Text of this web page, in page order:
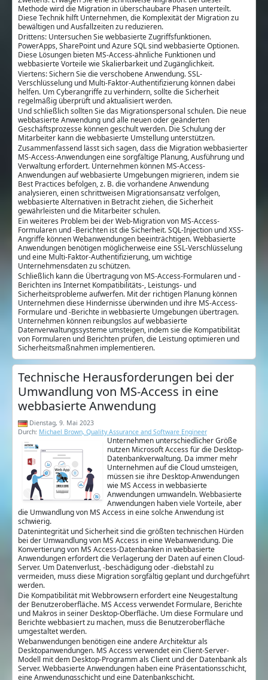
Methode wird die Migration in überschaubare Phasen unterteilt.
Diese Technik hilft Unternehmen, die Komplexität der Migration zu
bewältigen und Ausfallzeiten zu reduzieren.
Drittens: Untersuchen Sie webbasierte Zugriffsfunktionen.
PowerApps, SharePoint und Azure SQL sind webbasierte Optionen.
Diese Lösungen bieten MS-Access-ähnliche Funktionen und
webbasierte Vorteile wie Skalierbarkeit und Zugänglichkeit.
Viertens: Sichern Sie die verschobene Anwendung. SSL-
Verschlüsselung und Multi-Faktor-Authentifizierung können dabei
helfen. Um Cyberangriffe zu verhindern, sollte die Sicherheit
regelmäßig überprüft und aktualisiert werden.
Und schließlich sollten Sie das Migrationspersonal schulen. Die neue
webbasierte Anwendung und alle neuen oder geänderten
Geschäftsprozesse können geschult werden. Die Schulung der
Mitarbeiter kann die webbasierte Umstellung unterstützen.
Zusammenfassend lässt sich sagen, dass die Migration webbasierter
MS-Access-Anwendungen eine sorgfältige Planung, Ausführung und
Verwaltung erfordert. Unternehmen können MS-Access-
Anwendungen auf webbasierte Umgebungen migrieren, indem sie
Best Practices befolgen, z. B. die vorhandene Anwendung
analysieren, einen schrittweisen Migrationsansatz verfolgen,
webbasierte Alternativen in Betracht ziehen, die Sicherheit
gewährleisten und die Mitarbeiter schulen.
Ein weiteres Problem bei der Web-Migration von MS-Access-
Formularen und -Berichten ist die Sicherheit. SQL-Injection und XSS-
Angriffe können Webanwendungen beeinträchtigen. Webbasierte
Anwendungen benötigen möglicherweise eine SSL-Verschlüsselung
und eine Multi-Faktor-Authentifizierung, um wichtige
Unternehmensdaten zu schützen.
Schließlich kann die Übertragung von MS-Access-Formularen und -
Berichten ins Internet Kompatibilitäts-, Leistungs- und
Sicherheitsprobleme aufwerfen. Mit der richtigen Planung können
Unternehmen diese Hindernisse überwinden und ihre MS-Access-
Formulare und -Berichte in webbasierte Umgebungen übertragen.
Unternehmen können reibungslos auf webbasierte
Datenverwaltungssysteme umsteigen, indem sie die Kompatibilität
von Formularen und Berichten prüfen, die Leistung optimieren und
Sicherheitsmaßnahmen implementieren.
Technische Herausforderungen bei der
Umwandlung von MS-Access in eine
webbasierte Anwendung
Dienstag, 9. Mai 2023
Durch: Michael Brown, Quality Assurance and Software Engineer
Unternehmen unterschiedlicher Größe
nutzen Microsoft Access für die Desktop-
Datenbankverwaltung. Da immer mehr
Unternehmen auf die Cloud umsteigen,
müssen sie ihre Desktop-Anwendungen
wie MS Access in webbasierte
Anwendungen umwandeln. Webbasierte
Anwendungen haben viele Vorteile, aber
die Umwandlung von MS Access in eine solche Anwendung ist
schwierig.
Datenintegrität und Sicherheit sind die größten technischen Hürden
bei der Umwandlung von MS Access in eine Webanwendung. Die
Konvertierung von MS Access-Datenbanken in webbasierte
Anwendungen erfordert die Verlagerung der Daten auf einen Cloud-
Server. Um Datenverlust, -beschädigung oder -diebstahl zu
vermeiden, muss diese Migration sorgfältig geplant und durchgeführt
werden.
Die Kompatibilität mit Webbrowsern erfordert eine Neugestaltung
der Benutzeroberfläche. MS Access verwendet Formulare, Berichte
und Makros in seiner Desktop-Oberfläche. Um diese Formulare und
Berichte webbasiert zu machen, muss die Benutzeroberfläche
umgestaltet werden.
Webanwendungen benötigen eine andere Architektur als
Desktopanwendungen. MS Access verwendet ein Client-Server-
Modell mit dem Desktop-Programm als Client und der Datenbank als
Server. Webbasierte Anwendungen haben eine Präsentationsschicht,
eine Anwendungsschicht und eine Datenbankschicht.